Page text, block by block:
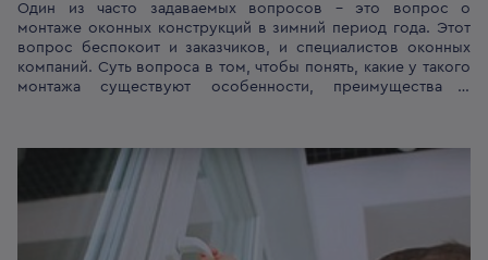
Один из часто задаваемых вопросов – это вопрос о
монтаже оконных конструкций в зимний период года. Этот
вопрос беспокоит и заказчиков, и специалистов оконных
компаний. Суть вопроса в том, чтобы понять, какие у такого
монтажа существуют особенности, преимущества и